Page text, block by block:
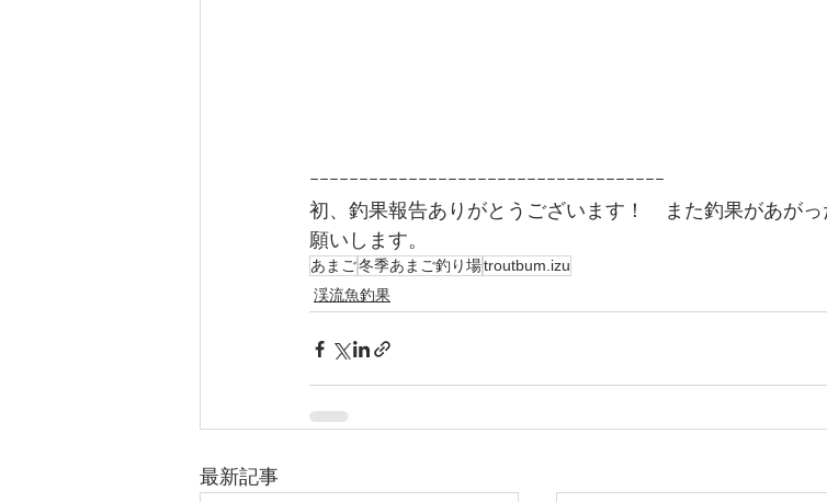
ｰｰｰｰｰｰｰｰｰｰｰｰｰｰｰｰｰｰｰｰｰｰｰｰｰｰｰｰｰｰｰｰｰｰｰｰ
初、釣果報告ありがとうございます！　また釣果があが
願いします。
あまご冬季あまご釣り場troutbum.izu
渓流魚釣果
最新記事